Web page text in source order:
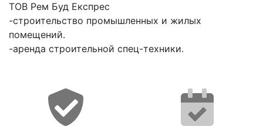
ТОВ Рем Буд Експрес
-строительство промышленных и жилых
помещений.
-аренда строительной спец-техники.